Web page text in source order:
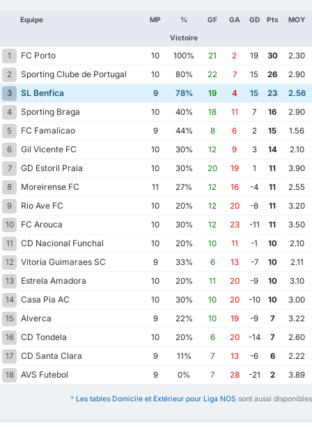
Equipe MP %
Victoire
GF GA GD Pts MOY
1 FC Porto 10 100% 21 2 19 30
2.30
2
Sporting Clube de Portugal 10 80% 22 7 15 26
2.90
3
SL Benfica 9 78% 19 4 15 23
2.56
4
Sporting Braga 10 40% 18 11 7 16
2.90
5
FC Famalicao 9 44% 8 6 2 15
1.56
6
Gil Vicente FC 10 30% 12 9 3 14
2.10
7
GD Estoril Praia 10 30% 20 19 1 11
3.90
8
Moreirense FC 11 27% 12 16 -4 11
2.55
9
Rio Ave FC 10 20% 12 20 -8 11
3.20
10
FC Arouca 10 30% 12 23 -11 11
3.50
11
CD Nacional Funchal 10 20% 10 11 -1 10
2.10
12
Vitoria Guimaraes SC 9 33% 6 13 -7 10
2.11
13
Estrela Amadora 10 20% 11 20 -9 10
3.10
14
Casa Pia AC 10 30% 10 20 -10 10
3.00
15
Alverca 9 22% 10 19 -9 7
3.22
16
CD Tondela 10 20% 6 20 -14 7
2.60
17
CD Santa Clara 9 11% 7 13 -6 6
2.22
18
AVS Futebol 9 0% 7 28 -21 2 3.89
* Les tables Domicile et Extérieur pour Liga NOS sont aussi disponibles